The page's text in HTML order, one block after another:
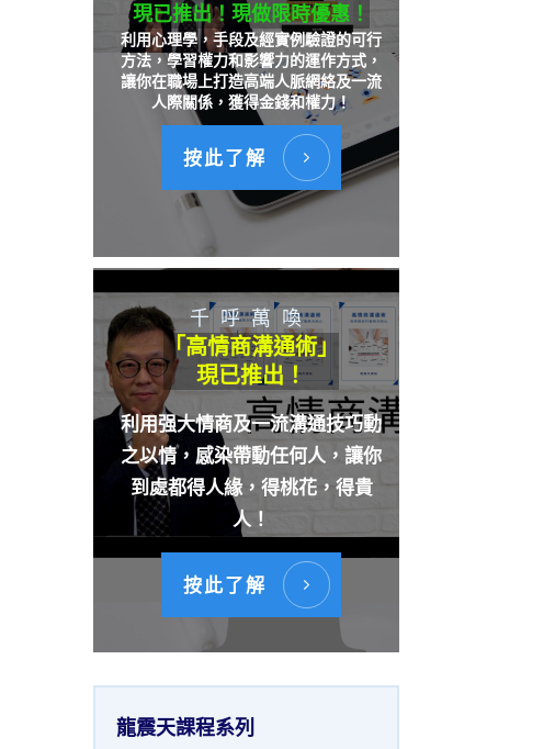
現已推出！現做限時優惠！
利用心理學，手段及經實例驗證的可行
方法，學習權力和影響力的運作方式，
讓你在職場上打造高端人脈網絡及一流
人際關係，獲得金錢和權力！
按此了解
千呼萬喚
「高情商溝通術」
現已推出！
利用强大情商及一流溝通技巧動
之以情，感染帶動任何人，讓你
到處都得人緣，得桃花，得貴
人！
按此了解
龍震天課程系列